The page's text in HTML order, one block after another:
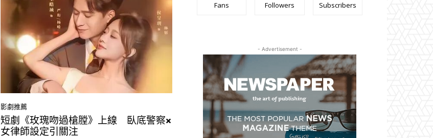
影劇推薦
短劇《玫瑰吻過槍膛》上線 臥底警察×
女律師設定引關注
Fans Followers Subscribers
- Advertisement -